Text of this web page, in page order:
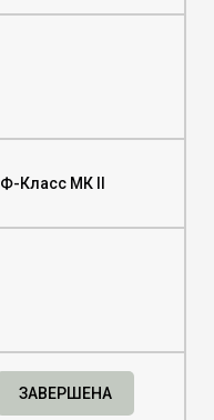
Ф-Класс МК II
ЗАВЕРШЕНА